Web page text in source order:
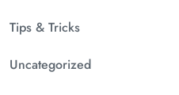
Tips & Tricks
Uncategorized